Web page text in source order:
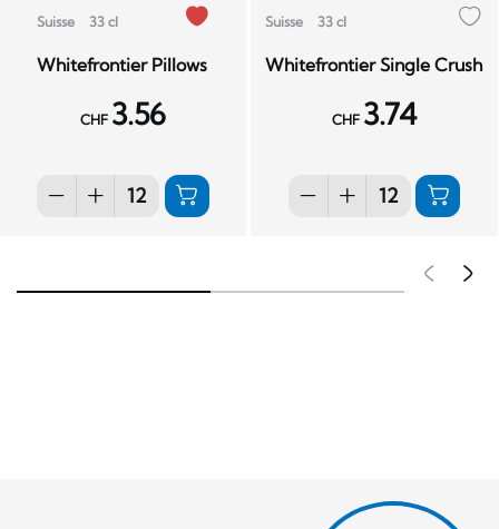
Suisse 33 cl
Whitefrontier Pillows
CHF 3.56
Suisse 33 cl
Whitefrontier Single Crush
CHF 3.74